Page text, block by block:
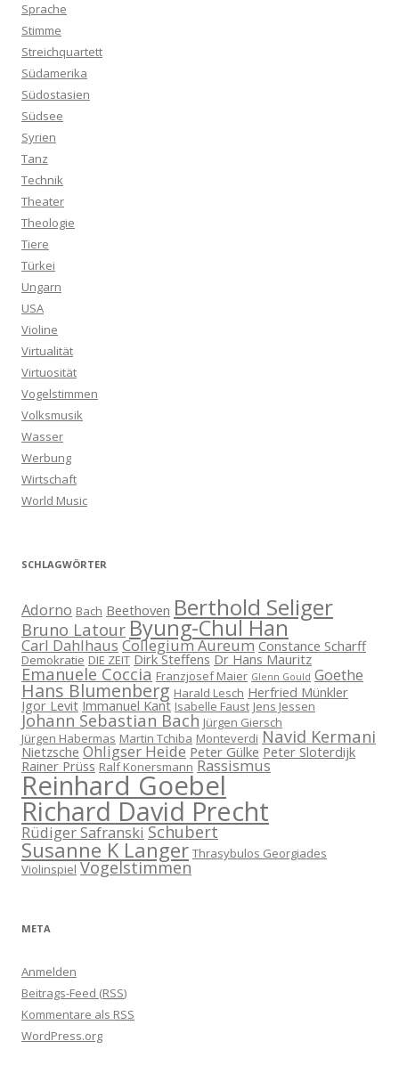
Sprache
Stimme
Streichquartett
Südamerika
Südostasien
Südsee
Syrien
Tanz
Technik
Theater
Theologie
Tiere
Türkei
Ungarn
USA
Violine
Virtualität
Virtuosität
Vogelstimmen
Volksmusik
Wasser
Werbung
Wirtschaft
World Music
SCHLAGWÖRTER
Adorno Bach Beethoven Berthold Seliger
Bruno Latour Byung-Chul Han
Carl Dahlhaus Collegium Aureum Constance Scharff
Demokratie DIE ZEIT Dirk Steffens Dr Hans Mauritz
Emanuele Coccia Franzjosef Maier Glenn Gould Goethe
Hans Blumenberg Harald Lesch Herfried Münkler
Igor Levit Immanuel Kant Isabelle Faust Jens Jessen
Johann Sebastian Bach Jürgen Giersch
Jürgen Habermas Martin Tchiba Monteverdi Navid Kermani
Nietzsche Ohligser Heide Peter Gülke Peter Sloterdijk
Rainer Prüss Ralf Konersmann Rassismus
Reinhard Goebel
Richard David Precht
Rüdiger Safranski Schubert
Susanne K Langer Thrasybulos Georgiades
Violinspiel Vogelstimmen
META
Anmelden
Beitrags-Feed (RSS)
Kommentare als RSS
WordPress.org